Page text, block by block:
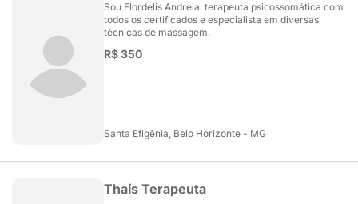
Sou Flordelis Andreia, terapeuta psicossomática com
todos os certificados e especialista em diversas
técnicas de massagem.
R$ 350
Santa Efigênia, Belo Horizonte - MG
Thaís Terapeuta